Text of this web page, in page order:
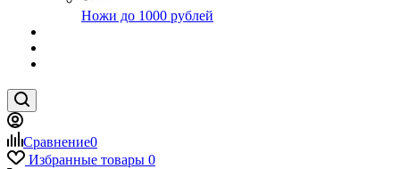
Ножи до 1000 рублей
Сравнение0
Избранные товары 0